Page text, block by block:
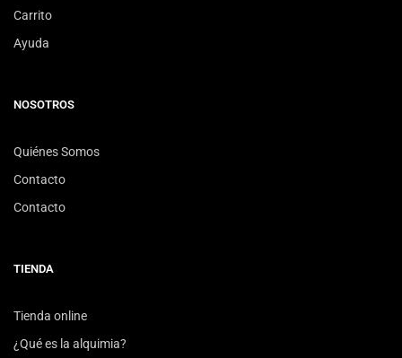
Carrito
Ayuda
NOSOTROS
Quiénes Somos
Contacto
Contacto
TIENDA
Tienda online
¿Qué es la alquimia?